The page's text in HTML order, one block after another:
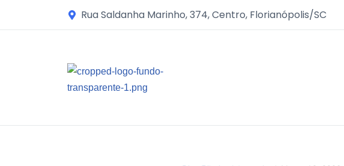
Avançar
Rua Saldanha Marinho, 374, Centro, Florianópolis/SC